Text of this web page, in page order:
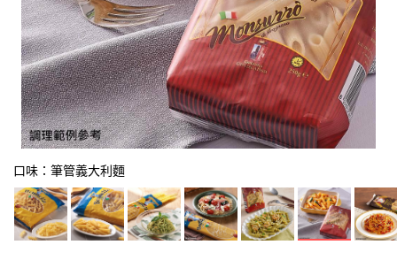
口味：筆管義大利麵